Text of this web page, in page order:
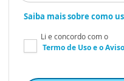
Saiba mais sobre como
Li e concordo com o
Termo de Usoe o